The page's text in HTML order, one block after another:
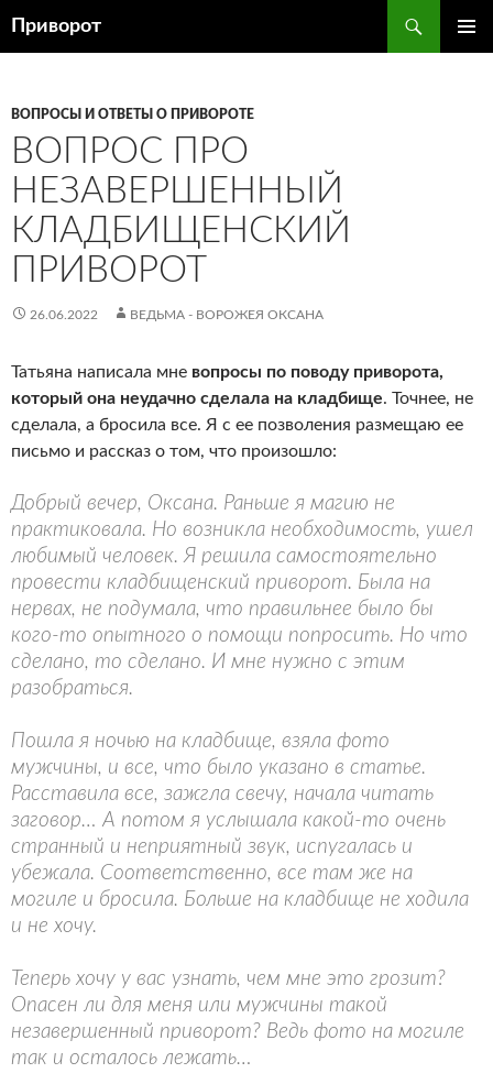
Приворот
ВОПРОСЫ И ОТВЕТЫ О ПРИВОРОТЕ
ВОПРОС ПРО
НЕЗАВЕРШЕННЫЙ
КЛАДБИЩЕНСКИЙ
ПРИВОРОТ
26.06.2022 ВЕДЬМА - ВОРОЖЕЯ ОКСАНА
Татьяна написала мне вопросы по поводу приворота,
который она неудачно сделала на кладбище. Точнее, не
сделала, а бросила все. Я с ее позволения размещаю ее
письмо и рассказ о том, что произошло:
Добрый вечер, Оксана. Раньше я магию не
практиковала. Но возникла необходимость, ушел
любимый человек. Я решила самостоятельно
провести кладбищенский приворот. Была на
нервах, не подумала, что правильнее было бы
кого-то опытного о помощи попросить. Но что
сделано, то сделано. И мне нужно с этим
разобраться.
Пошла я ночью на кладбище, взяла фото
мужчины, и все, что было указано в статье.
Расставила все, зажгла свечу, начала читать
заговор… А потом я услышала какой-то очень
странный и неприятный звук, испугалась и
убежала. Соответственно, все там же на
могиле и бросила. Больше на кладбище не ходила
и не хочу.
Теперь хочу у вас узнать, чем мне это грозит?
Опасен ли для меня или мужчины такой
незавершенный приворот? Ведь фото на могиле
так и осталось лежать…